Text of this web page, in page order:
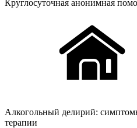
Круглосуточная анонимная
Алкогольный делирий:
терапии